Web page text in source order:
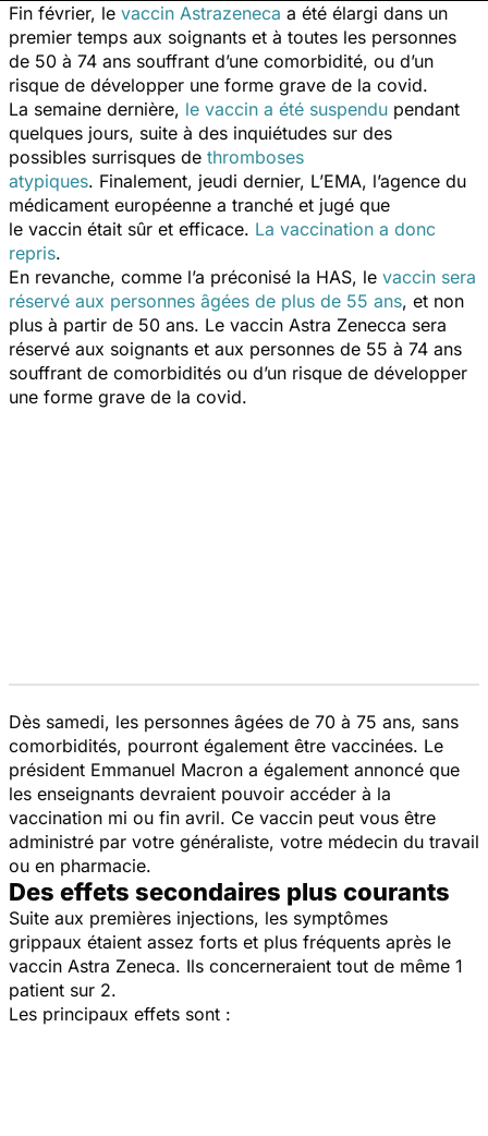
Fin février, le vaccin Astrazeneca a été élargi dans un
premier temps aux soignants et à toutes les personnes
de 50 à 74 ans souffrant d’une comorbidité, ou d’un
risque de développer une forme grave de la covid.
La semaine dernière, le vaccin a été suspendu pendant
quelques jours, suite à des inquiétudes sur des
possibles surrisques de thromboses
atypiques. Finalement, jeudi dernier, L’EMA, l’agence du
médicament européenne a tranché et jugé que
le vaccin était sûr et efficace. La vaccination a donc
repris.
En revanche, comme l’a préconisé la HAS, le vaccin sera
réservé aux personnes âgées de plus de 55 ans, et non
plus à partir de 50 ans. Le vaccin Astra Zenecca sera
réservé aux soignants et aux personnes de 55 à 74 ans
souffrant de comorbidités ou d’un risque de développer
une forme grave de la covid.
Dès samedi, les personnes âgées de 70 à 75 ans, sans
comorbidités, pourront également être vaccinées. Le
président Emmanuel Macron a également annoncé que
les enseignants devraient pouvoir accéder à la
vaccination mi ou fin avril. Ce vaccin peut vous être
administré par votre généraliste, votre médecin du travail
ou en pharmacie.
Des effets secondaires plus courants
Suite aux premières injections, les symptômes
grippaux étaient assez forts et plus fréquents après le
vaccin Astra Zeneca. Ils concerneraient tout de même 1
patient sur 2.
Les principaux effets sont :